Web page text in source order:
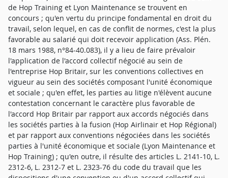
de Hop Training et Lyon Maintenance se trouvent en
concours ; qu'en vertu du principe fondamental en droit du
travail, selon lequel, en cas de conflit de normes, c'est la plus
favorable au salarié qui doit recevoir application (Ass. Plén.
18 mars 1988, n°84-40.083), il y a lieu de faire prévaloir
l'application de l'accord collectif négocié au sein de
l'entreprise Hop Britair, sur les conventions collectives en
vigueur au sein des sociétés composant l'unité économique
et sociale ; qu'en effet, les parties au litige n'élèvent aucune
contestation concernant le caractère plus favorable de
l'accord Hop Britair par rapport aux accords négociés dans
les sociétés parties à la fusion (Hop Airlinair et Hop Régional)
et par rapport aux conventions négociées dans les sociétés
parties à l'unité économique et sociale (Lyon Maintenance et
Hop Training) ; qu'en outre, il résulte des articles L. 2141-10, L.
2312-6, L. 2312-7 et L. 2323-76 du code du travail que les